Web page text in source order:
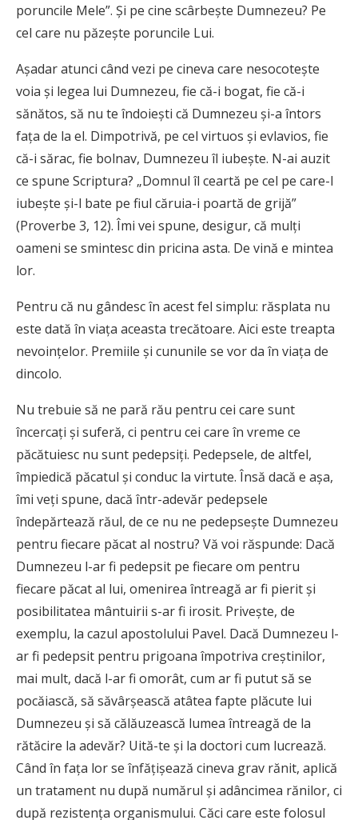
poruncile Mele”. Şi pe cine scârbeşte Dumnezeu? Pe
cel care nu păzeşte poruncile Lui.
Aşadar atunci când vezi pe cineva care nesocoteşte
voia şi legea lui Dumnezeu, fie că-i bogat, fie că-i
sănătos, să nu te îndoieşti că Dumnezeu şi-a întors
faţa de la el. Dimpotrivă, pe cel virtuos şi evlavios, fie
că-i sărac, fie bolnav, Dumnezeu îl iubeşte. N-ai auzit
ce spune Scriptura? „Domnul îl ceartă pe cel pe care-l
iubeşte şi-l bate pe fiul căruia-i poartă de grijă”
(Proverbe 3, 12). Îmi vei spune, desigur, că mulţi
oameni se smintesc din pricina asta. De vină e mintea
lor.
Pentru că nu gândesc în acest fel simplu: răsplata nu
este dată în viaţa aceasta trecătoare. Aici este treapta
nevoinţelor. Premiile şi cununile se vor da în viaţa de
dincolo.
Nu trebuie să ne pară rău pentru cei care sunt
încercaţi şi suferă, ci pentru cei care în vreme ce
păcătuiesc nu sunt pedepsiţi. Pedepsele, de altfel,
împiedică păcatul şi conduc la virtute. Însă dacă e aşa,
îmi veţi spune, dacă într-adevăr pedepsele
îndepărtează răul, de ce nu ne pedepseşte Dumnezeu
pentru fiecare păcat al nostru? Vă voi răspunde: Dacă
Dumnezeu l-ar fi pedepsit pe fiecare om pentru
fiecare păcat al lui, omenirea întreagă ar fi pierit şi
posibilitatea mântuirii s-ar fi irosit. Priveşte, de
exemplu, la cazul apostolului Pavel. Dacă Dumnezeu l-
ar fi pedepsit pentru prigoana împotriva creştinilor,
mai mult, dacă l-ar fi omorât, cum ar fi putut să se
pocăiască, să săvârşească atâtea fapte plăcute lui
Dumnezeu şi să călăuzească lumea întreagă de la
rătăcire la adevăr? Uită-te şi la doctori cum lucrează.
Când în faţa lor se înfăţişează cineva grav rănit, aplică
un tratament nu după numărul şi adâncimea rănilor, ci
după rezistenţa organismului. Căci care este folosul